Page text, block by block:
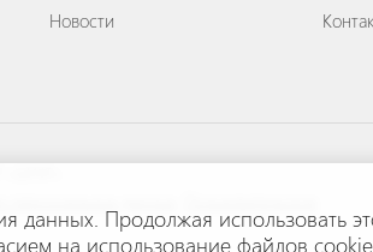
Новости
данных. Продолжая использовать
на использование файлов cookie